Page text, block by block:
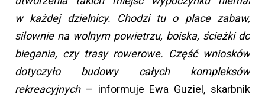
w każdej dzielnicy. Chodzi tu o place zabaw,
siłownie na wolnym powietrzu, boiska, ścieżki do
biegania, czy trasy rowerowe. Część wniosków
dotyczyło budowy całych kompleksów
rekreacyjnych– informuje Ewa Guziel, skarbnik